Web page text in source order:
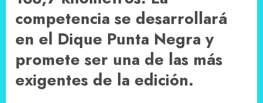
competencia se desarrollará
en el Dique Punta Negra y
promete ser una de las más
exigentes de la edición.